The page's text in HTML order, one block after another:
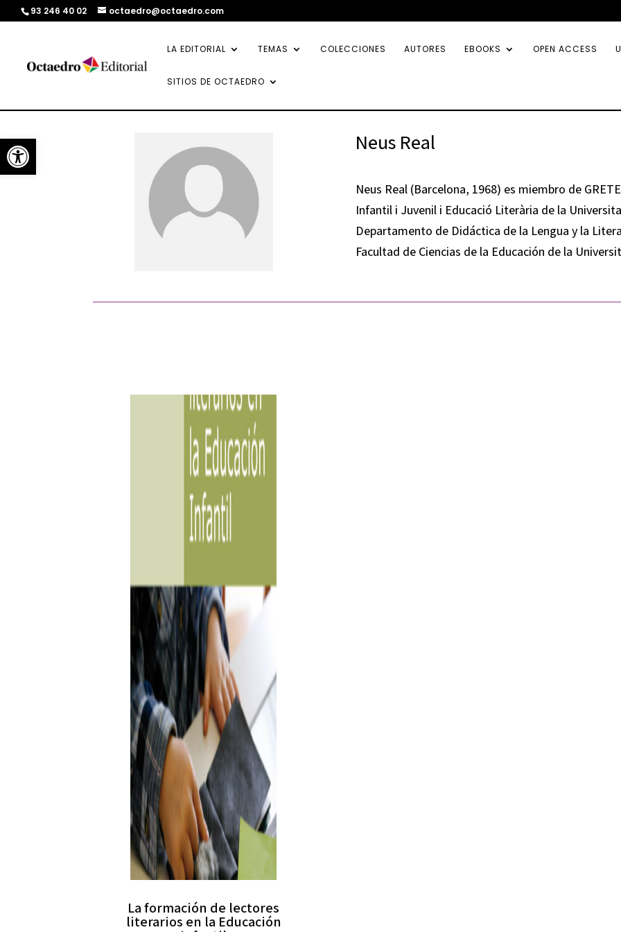
Abrir barra de herramientas
93 246 40 02 octaedro@octaedro.com
LA EDITORIAL TEMAS COLECCIONES AUTORES EBOOKS OPEN ACCESS
SITIOS DE OCTAEDRO
Neus Real
Neus Real (Barcelona, 1968) es miembro de
Infantil i Juvenil i Educació Literària de la
Departamento de Didáctica de la Lengua y la
Facultad de Ciencias de la Educación de la
La formación de lectores
literarios en la Educación